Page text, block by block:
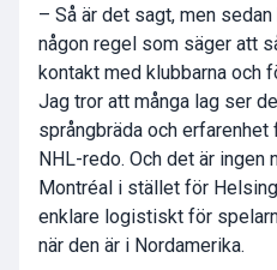
– Så är det sagt, men sedan
någon regel som säger att
kontakt med klubbarna och
Jag tror att många lag ser
språngbräda och
NHL-redo. Och det är ingen
Montréal i stället för
enklare logistiskt för
när den är i Nordamerika.